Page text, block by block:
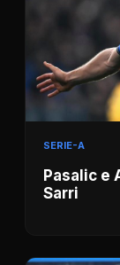
SERIE-A
Pasalic e
Sarri